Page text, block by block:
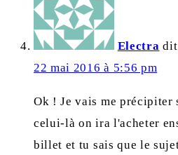
Electra
22 mai 2016 à 5:56 pm
Ok ! Je vais me précipiter
celui-là on ira l'acheter
billet et tu sais que le